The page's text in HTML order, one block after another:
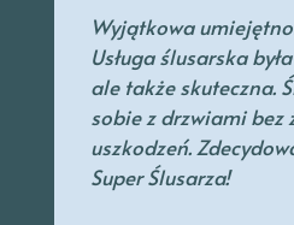
Wyjątkowa
Usługa ślusarska
ale także skuteczna.
sobie z drzwiami bez
uszkodzeń.
Super Ślusarza!